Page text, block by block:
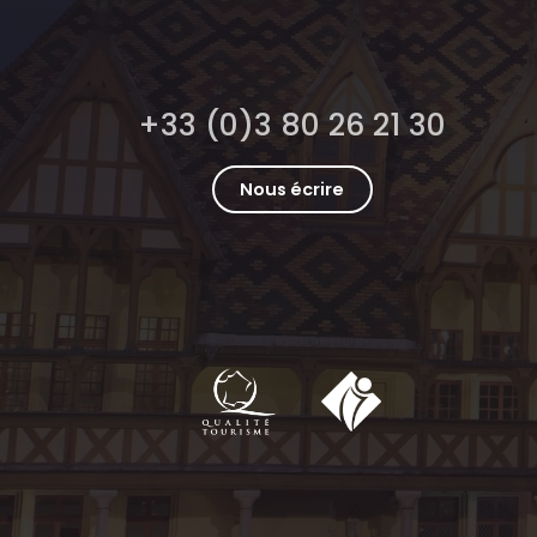
+33 (0)3 80 26 21 30
Nous écrire